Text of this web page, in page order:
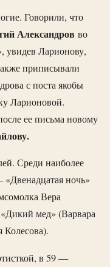
Говорили, что
Александров во
увидев Ларионову,
приписывали
с поста якобы
Ларионовой.
ее письма новому
Среди наиболее
ночь»
Вера
мед» (Варвара
в 59 —